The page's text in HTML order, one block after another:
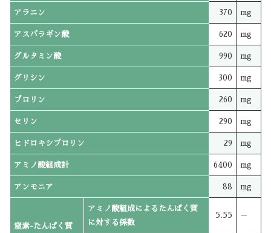
アラニン 370 mg
アスパラギン酸 620 mg
グルタミン酸 990 mg
グリシン 300 mg
プロリン 260 mg
セリン 290 mg
ヒドロキシプロリン 29 mg
アミノ酸組成計 6400 mg
アンモニア 88 mg
窒素-たんぱく質
アミノ酸組成によるたんぱく質
に対する係数
5.55 －